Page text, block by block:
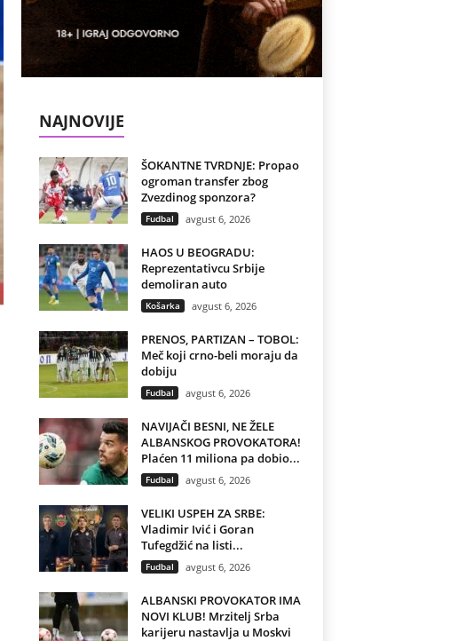
NAJNOVIJE
ŠOKANTNE TVRDNJE: Propao
ogroman transfer zbog
Zvezdinog sponzora?
Fudbal avgust 6, 2026
HAOS U BEOGRADU:
Reprezentativcu Srbije
demoliran auto
Košarka avgust 6, 2026
PRENOS, PARTIZAN – TOBOL:
Meč koji crno-beli moraju da
dobiju
Fudbal avgust 6, 2026
NAVIJAČI BESNI, NE ŽELE
ALBANSKOG PROVOKATORA!
Plaćen 11 miliona pa dobio...
Fudbal avgust 6, 2026
VELIKI USPEH ZA SRBE:
Vladimir Ivić i Goran
Tufegdžić na listi...
Fudbal avgust 6, 2026
ALBANSKI PROVOKATOR IMA
NOVI KLUB! Mrzitelj Srba
karijeru nastavlja u Moskvi